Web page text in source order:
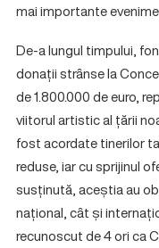
mai importante
De-a lungul timpului,
donații strânse la
de 1.800.000 de euro,
viitorul artistic al țării
fost acordate tinerilor
reduse, iar cu sprijinul
susținută, aceștia au
național, cât și
recunoscut de 4 ori ca